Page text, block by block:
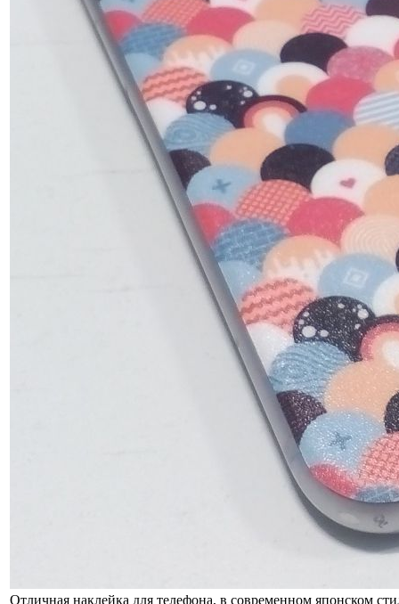
Отличная наклейка для телефона, в современном японском